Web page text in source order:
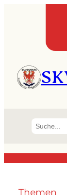
Suchen
Themen